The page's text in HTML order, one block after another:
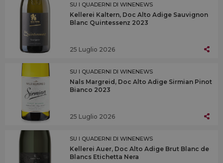
SU I QUADERNI DI WINENEWS
Kellerei Kaltern, Doc Alto Adige Sauvignon
Blanc Quintessenz 2023
25 Luglio 2026
SU I QUADERNI DI WINENEWS
Nals Margreid, Doc Alto Adige Sirmian Pinot
Bianco 2023
25 Luglio 2026
SU I QUADERNI DI WINENEWS
Kellerei Auer, Doc Alto Adige Brut Blanc de
Blancs Etichetta Nera